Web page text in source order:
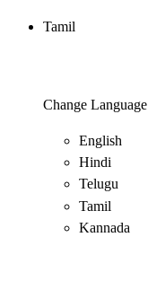
Tamil
Change Language
English
Hindi
Telugu
Tamil
Kannada